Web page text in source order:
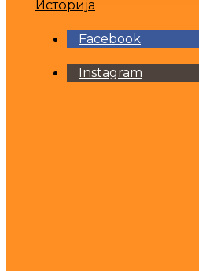
Историја
Facebook
Instagram